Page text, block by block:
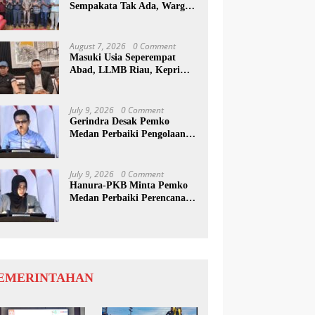
Sempakata Tak Ada, Warga
August 7, 2026 0 Comment
Masuki Usia Seperempat
Abad, LLMB Riau, Kepri
July 9, 2026 0 Comment
Gerindra Desak Pemko
Medan Perbaiki Pengolaan
July 9, 2026 0 Comment
Hanura-PKB Minta Pemko
Medan Perbaiki Perencanaan